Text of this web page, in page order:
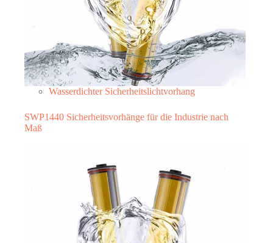
Wasserdichter Sicherheitslichtvorhang
SWP1440 Sicherheitsvorhänge für die Industrie nach
Maß